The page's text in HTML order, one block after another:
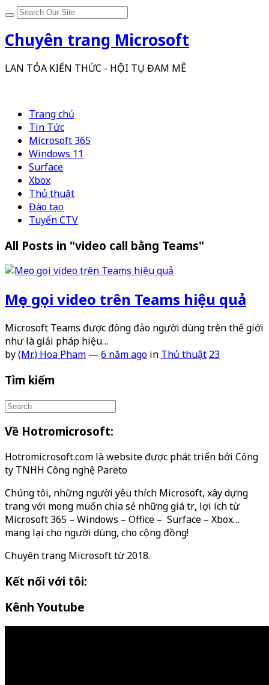
Chuyên trang Microsoft
LAN TỎA KIẾN THỨC - HỘI TỤ ĐAM MÊ
Trang chủ
Tin Tức
Microsoft 365
Windows 11
Surface
Xbox
Thủ thuật
Đào tạo
Tuyển CTV
All Posts in "video call bằng Teams"
Mẹo gọi video trên Teams hiệu quả
Microsoft Teams được đông đảo người dùng trên thế giới
như là giải pháp hiệu…
by(Mr.) Hoa Pham — 6 năm ago in Thủ thuật 23
Tìm kiếm
Về Hotromicrosoft:
Hotromicrosoft.com là website được phát triển bởi Công
ty TNHH Công nghệ Pareto
Chúng tôi, những người yêu thích Microsoft, xây dựng
trang với mong muốn chia sẻ những giá trị, lợi ích từ
Microsoft 365 – Windows – Office – Surface – Xbox…
mang lại cho người dùng, cho cộng đồng!
Chuyên trang Microsoft từ 2018.
Kết nối với tôi:
Kênh Youtube